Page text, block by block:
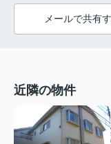
メールで共有
近隣の物件